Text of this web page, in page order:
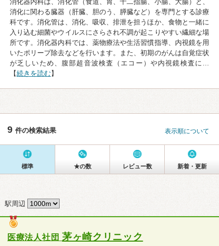
消化に関わる臓器（肝臓、胆のう、膵臓など）を専門とする診療
科です。消化管は、消化、吸収、排泄を担うほか、食物と一緒に
入り込む細菌やウイルスにさらされ不調が起こりやすい繊細な場
所です。消化器内科では、薬物療法や生活習慣指導、内視鏡を用
いたポリープ除去などを行います。また、初期のがんは自覚症状
が乏しいため、腹部超音波検査（エコー）や内視鏡検査に…
【続きを読む】
9 件の検索結果 表示順について
標準 ★の数 レビュー数 新着・更新
駅周辺
医療法人社団 茅ヶ崎クリニック